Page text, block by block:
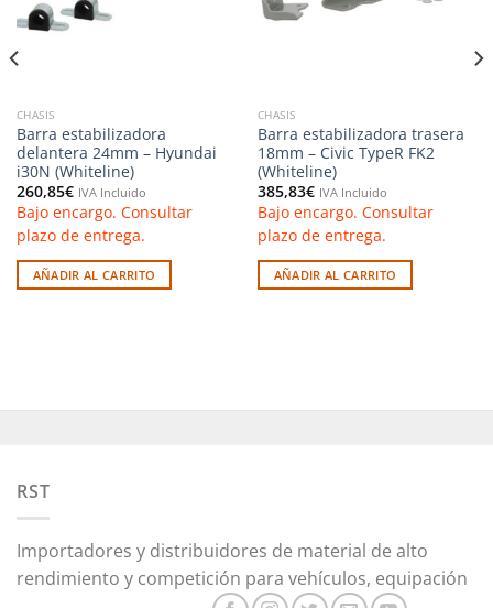
CHASIS
Barra estabilizadora
delantera 24mm – Hyundai
i30N (Whiteline)
260,85€ IVA Incluido
Bajo encargo. Consultar
plazo de entrega.
AÑADIR AL CARRITO
CHASIS
Barra estabilizadora trasera
18mm – Civic TypeR FK2
(Whiteline)
385,83€ IVA Incluido
Bajo encargo. Consultar
plazo de entrega.
AÑADIR AL CARRITO
RST
Importadores y distribuidores de material de alto
rendimiento y competición para vehículos, equipación